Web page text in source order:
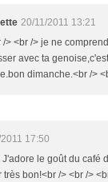
20/11/2011 13:21
/> <br /> je ne
avec ta
dimanche.<br />
17:50
J'adore le goût du café
bon!<br /> <br />